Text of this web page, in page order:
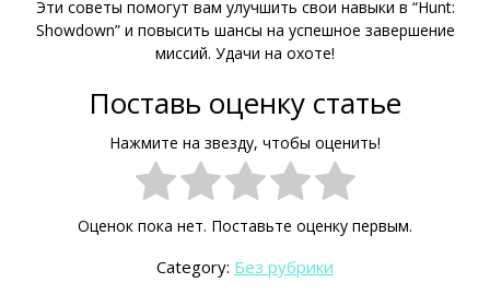
Эти советы помогут вам улучшить свои навыки в “Hunt:
Showdown” и повысить шансы на успешное завершение
миссий. Удачи на охоте!
Поставь оценку статье
Нажмите на звезду, чтобы оценить!
Оценок пока нет. Поставьте оценку первым.
Category: Без рубрики